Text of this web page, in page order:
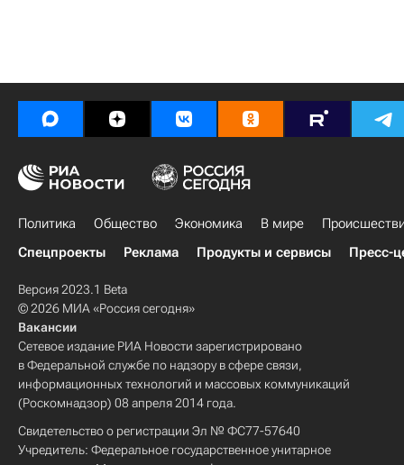
Политика Общество Экономика В мире
Спецпроекты
Реклама Продукты и сервисы Пресс-
Версия 2023.1 Beta
© 2026 МИА «Россия сегодня»
Вакансии
Сетевое издание РИА Новости зарегистрировано
в Федеральной службе по надзору в сфере связи,
информационных технологий и массовых коммуникаций
(Роскомнадзор) 08 апреля 2014 года.
Свидетельство о регистрации Эл № ФС77-57640
Учредитель: Федеральное государственное унитарное